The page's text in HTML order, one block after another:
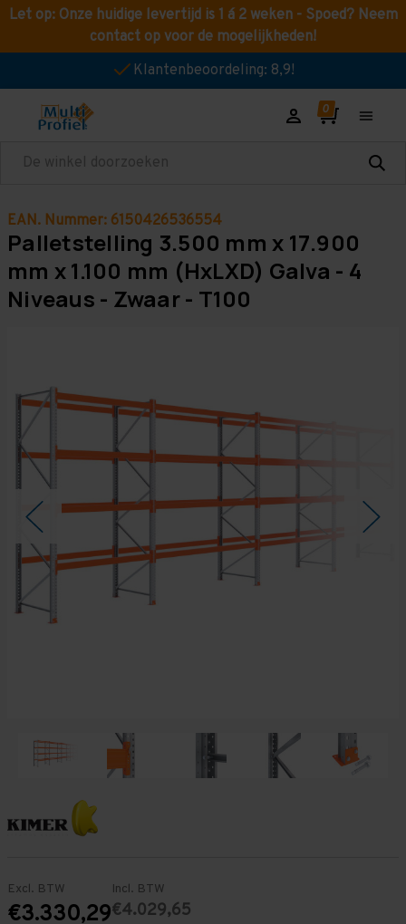
Let op: Onze huidige levertijd is 1 á 2 weken - Spoed? Neem
contact op voor de mogelijkheden!
Klantenbeoordeling: 8,9!
Zoeken
EAN. Nummer: 6150426536554
Palletstelling 3.500 mm x 17.900
mm x 1.100 mm (HxLXD) Galva - 4
Niveaus - Zwaar - T100
Excl. BTW
€3.330,29
Incl. BTW
€4.029,65